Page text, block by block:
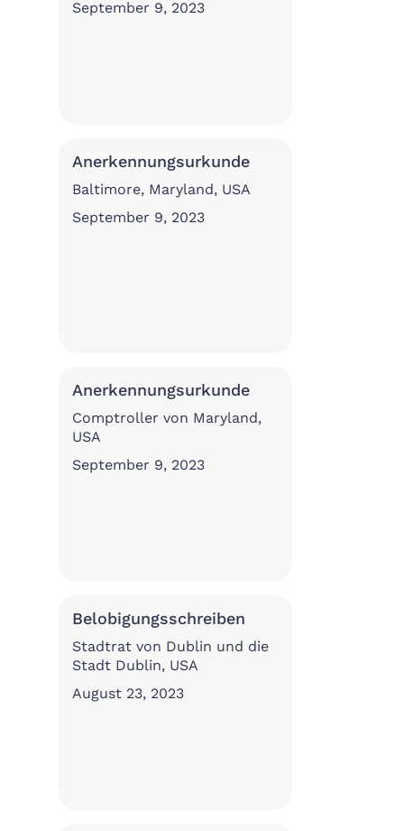
September 9, 2023
Anerkennungsurkunde
Baltimore, Maryland, USA
September 9, 2023
Anerkennungsurkunde
Comptroller von Maryland,
USA
September 9, 2023
Belobigungsschreiben
Stadtrat von Dublin und die
Stadt Dublin, USA
August 23, 2023